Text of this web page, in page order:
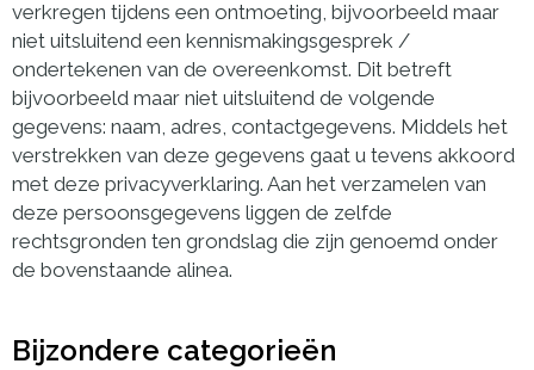
verkregen tijdens een ontmoeting, bijvoorbeeld maar
niet uitsluitend een kennismakingsgesprek /
ondertekenen van de overeenkomst. Dit betreft
bijvoorbeeld maar niet uitsluitend de volgende
gegevens: naam, adres, contactgegevens. Middels het
verstrekken van deze gegevens gaat u tevens akkoord
met deze privacyverklaring. Aan het verzamelen van
deze persoonsgegevens liggen de zelfde
rechtsgronden ten grondslag die zijn genoemd onder
de bovenstaande alinea.
Bijzondere categorieën